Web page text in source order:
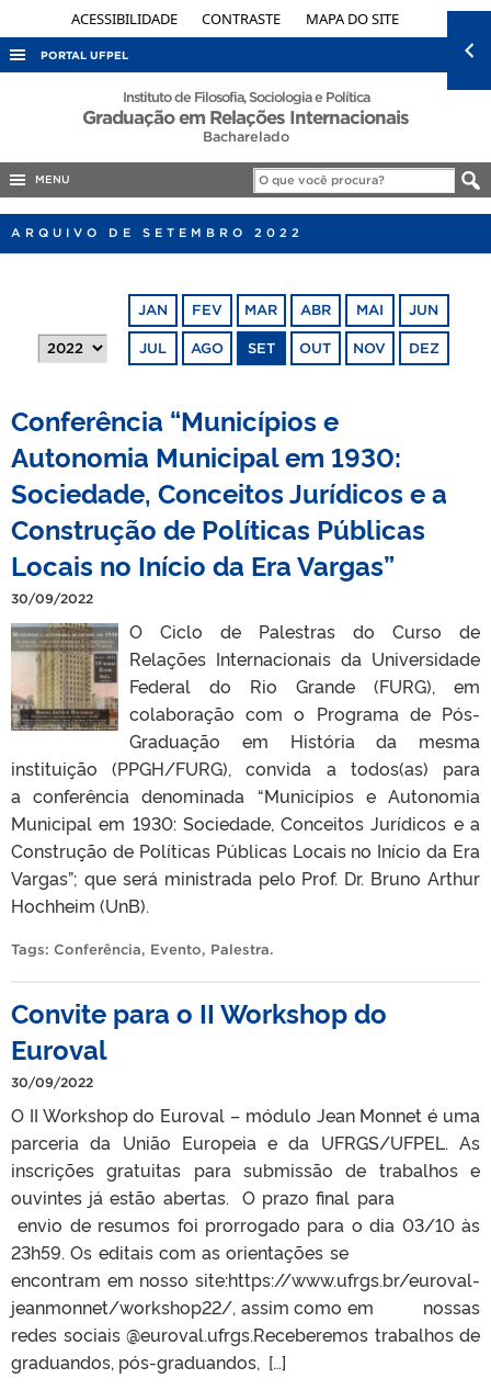
ACESSIBILIDADE CONTRASTE MAPA DO SITE
PORTAL UFPEL
ACESSO À INFORMAÇÃO
PORTARIAS
Instituto de Filosofia, Sociologia e Política
Graduação em Relações Internacionais
Bacharelado
MENU
ARQUIVO DE SETEMBRO 2022
JAN FEV MAR ABR MAI JUN
JUL AGO SET OUT NOV DEZ
Conferência “Municípios e
Autonomia Municipal em 1930:
Sociedade, Conceitos Jurídicos e a
Construção de Políticas Públicas
Locais no Início da Era Vargas”
30/09/2022
O Ciclo de Palestras do Curso de
Relações Internacionais da Universidade
Federal do Rio Grande (FURG), em
colaboração com o Programa de Pós-
Graduação em História da mesma
instituição (PPGH/FURG), convida a todos(as) para
a conferência denominada “Municípios e Autonomia
Municipal em 1930: Sociedade, Conceitos Jurídicos e a
Construção de Políticas Públicas Locais no Início da Era
Vargas”; que será ministrada pelo Prof. Dr. Bruno Arthur
Hochheim (UnB).
Tags: Conferência, Evento, Palestra.
Convite para o II Workshop do
Euroval
30/09/2022
O II Workshop do Euroval – módulo Jean Monnet é uma
parceria da União Europeia e da UFRGS/UFPEL. As
inscrições gratuitas para submissão de trabalhos e
ouvintes já estão abertas. O prazo final para
envio de resumos foi prorrogado para o dia 03/10 às
23h59. Os editais com as orientações se
encontram em nosso site:https://www.ufrgs.br/euroval-
jeanmonnet/workshop22/, assim como em nossas
redes sociais @euroval.ufrgs.Receberemos trabalhos de
graduandos, pós-graduandos, […]